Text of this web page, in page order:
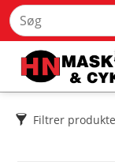
Filtrer